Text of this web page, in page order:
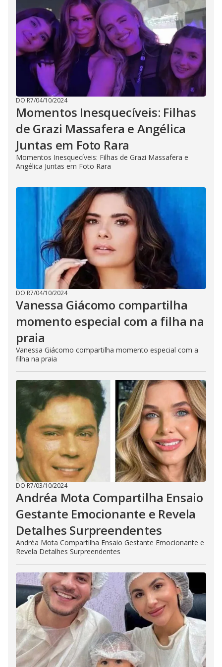
DO R7/04/10/2024
Momentos Inesquecíveis: Filhas
de Grazi Massafera e Angélica
Juntas em Foto Rara
Momentos Inesquecíveis: Filhas de Grazi Massafera e
Angélica Juntas em Foto Rara
DO R7/04/10/2024
Vanessa Giácomo compartilha
momento especial com a filha na
praia
Vanessa Giácomo compartilha momento especial com a
filha na praia
DO R7/03/10/2024
Andréa Mota Compartilha Ensaio
Gestante Emocionante e Revela
Detalhes Surpreendentes
Andréa Mota Compartilha Ensaio Gestante Emocionante e
Revela Detalhes Surpreendentes